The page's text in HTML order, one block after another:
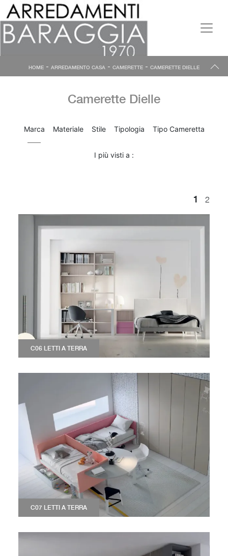
HOME - ARREDAMENTO CASA - CAMERETTE - CAMERETTE DIELLE
Camerette Dielle
Marca Materiale Stile Tipologia Tipo Cameretta
I più visti a :
1 2
C06 LETTI A TERRA
C07 LETTI A TERRA